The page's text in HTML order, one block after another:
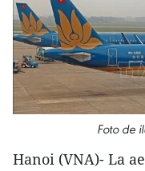
Foto de
Hanoi (VNA)- La